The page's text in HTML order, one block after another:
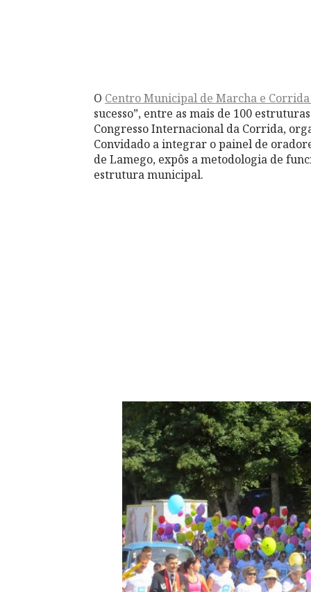
O Centro Municipal de Marcha e
sucesso”, entre as mais de 100
Congresso Internacional da Corrida,
Convidado a integrar o painel de
de Lamego, expôs a metodologia de
estrutura municipal.